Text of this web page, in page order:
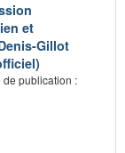
et
Gillot
de publication :